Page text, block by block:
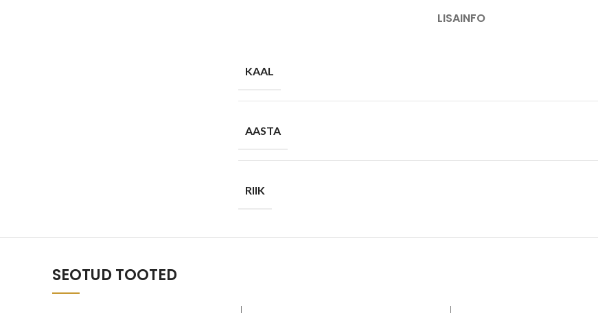
LISAINFO
KAAL
AASTA
RIIK
SEOTUD TOOTED